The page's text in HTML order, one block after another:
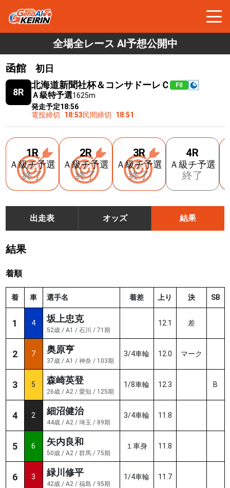
全場全レース AI予想公開中
函館
初日
8R
北海道新聞社杯＆コンサドーレＣ FⅡ
Ａ級特予選1625m
発走予定18:56
電投締切
18:53民間締切 18:51
1R
Ａ級チ予選
終了
2R
Ａ級チ予選
終了
3R
Ａ級チ予選
終了
4R
Ａ級チ予選
終了
出走表 オッズ 結果
結果
着順
着 車 選手名 着差 上り 決 SB
1 4 坂上忠克
52歳 / A1 / 石川 / 71期
12.1 差
2 7 奥原亨
37歳 / A1 / 神奈 / 103期
3/4車輪 12.0 マーク
3 5 森崎英登
26歳 / A2 / 愛知 / 125期
1/8車輪 12.3 B
4 2 細沼健治
44歳 / A2 / 埼玉 / 89期
3/4車輪 11.8
5 6 矢内良和
50歳 / A2 / 群馬 / 75期
１車身 11.8
6 3 緑川修平
42歳 / A2 / 福島 / 95期
1/4車輪 11.7